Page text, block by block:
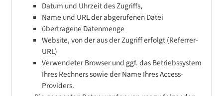
Datum und Uhrzeit des Zugriffs,
Name und URL der abgerufenen Datei
übertragene Datenmenge
Website, von der aus der Zugriff erfolgt (Referrer-
URL)
Verwendeter Browser und ggf. das Betriebssystem
Ihres Rechners sowie der Name Ihres Access-
Providers.